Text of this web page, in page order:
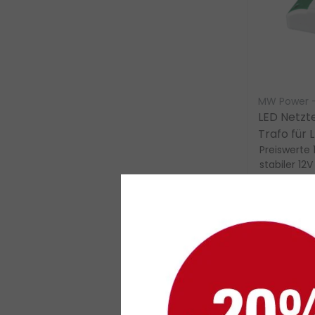
MW Power
LED
Trafo für
Preiswerte
stabiler
langlebige